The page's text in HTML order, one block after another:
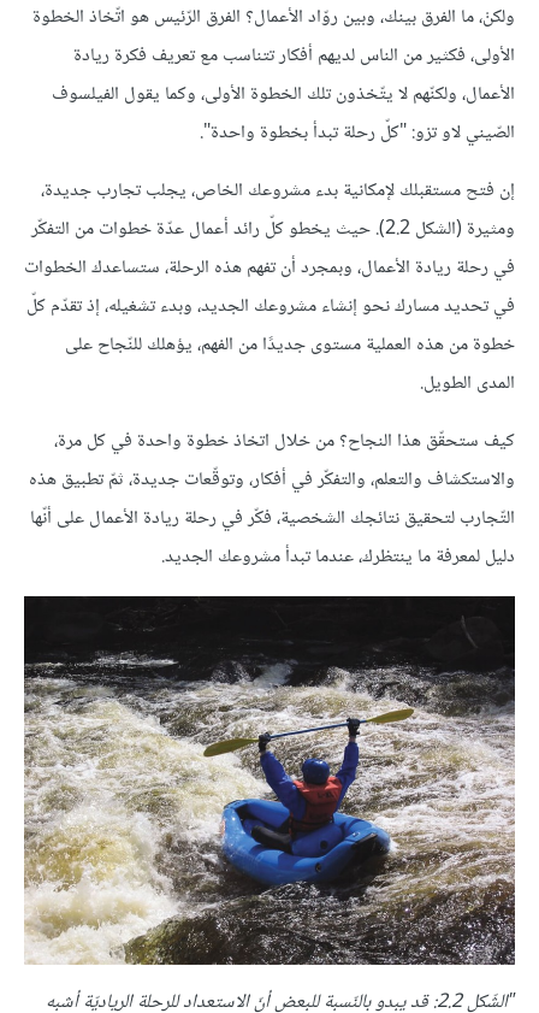
ولكنْ، ما الفرق بينك، وبين روّاد الأعمال؟ الفرق الرّئيس هو اتّخاذ الخطوة
الأولى، فكثير من الناس لديهم أفكار تتناسب مع تعريف فكرة ريادة
الأعمال، ولكنّهم لا يتّخذون تلك الخطوة الأولى، وكما يقول الفيلسوف
الصّيني لاو تزو: "كلّ رحلة تبدأ بخطوة واحدة".
إن فتح مستقبلك لإمكانية بدء مشروعك الخاص، يجلب تجارب جديدة،
ومثيرة (الشكل 2.2). حيث يخطو كلّ رائد أعمال عدّة خطوات من التفكّر
في رحلة ريادة الأعمال، وبمجرد أن تفهم هذه الرحلة، ستساعدك الخطوات
في تحديد مسارك نحو إنشاء مشروعك الجديد، وبدء تشغيله، إذ تقدّم كلّ
خطوة من هذه العملية مستوى جديدًا من الفهم، يؤهلك للنّجاح على
المدى الطويل.
كيف ستحقّق هذا النجاح؟ من خلال اتخاذ خطوة واحدة في كل مرة،
والاستكشاف والتعلم، والتفكّر في أفكار، وتوقّعات جديدة، ثمّ تطبيق هذه
التّجارب لتحقيق نتائجك الشخصية، فكّر في رحلة ريادة الأعمال على أنّها
دليل لمعرفة ما ينتظرك، عندما تبدأ مشروعك الجديد.
"الشّكل 2.2: قد يبدو بالنّسبة للبعض أنّ الاستعداد للرحلة الرياديّة أشبه